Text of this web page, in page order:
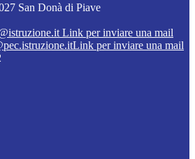
San Donà di Piave
Link per inviare una mail
Link per inviare una mail